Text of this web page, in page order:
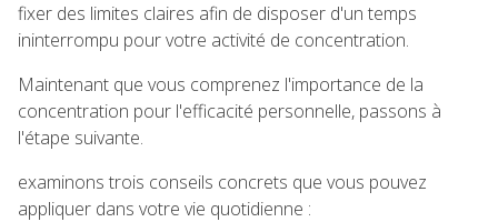
fixer des limites claires afin de disposer d'un temps
ininterrompu pour votre activité de concentration.
Maintenant que vous comprenez l'importance de la
concentration pour l'efficacité personnelle, passons à
l'étape suivante.
examinons trois conseils concrets que vous pouvez
appliquer dans votre vie quotidienne :